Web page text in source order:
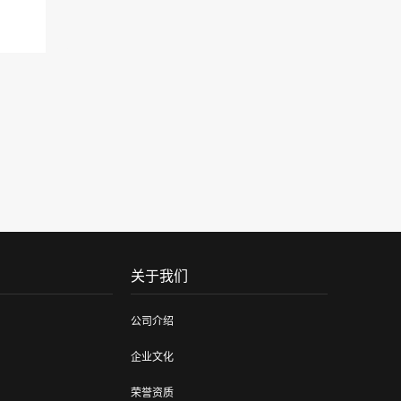
关于我们
公司介绍
企业文化
荣誉资质